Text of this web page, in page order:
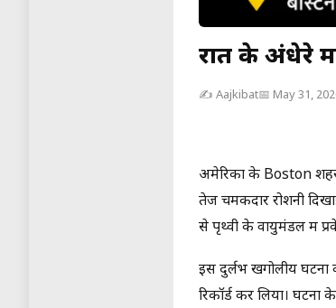
रात के अंधेरे
✍️ Aajkibat📅 May 31,
अमेरिका के Boston
तेज चमकदार रोशनी
से पृथ्वी के वायुमंडल में
इस दुर्लभ खगोलीय
रिकॉर्ड कर लिया। घटना